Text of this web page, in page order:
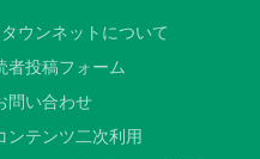
ウンネットについて
者投稿フォーム
問い合わせ
ンテンツ二次利用